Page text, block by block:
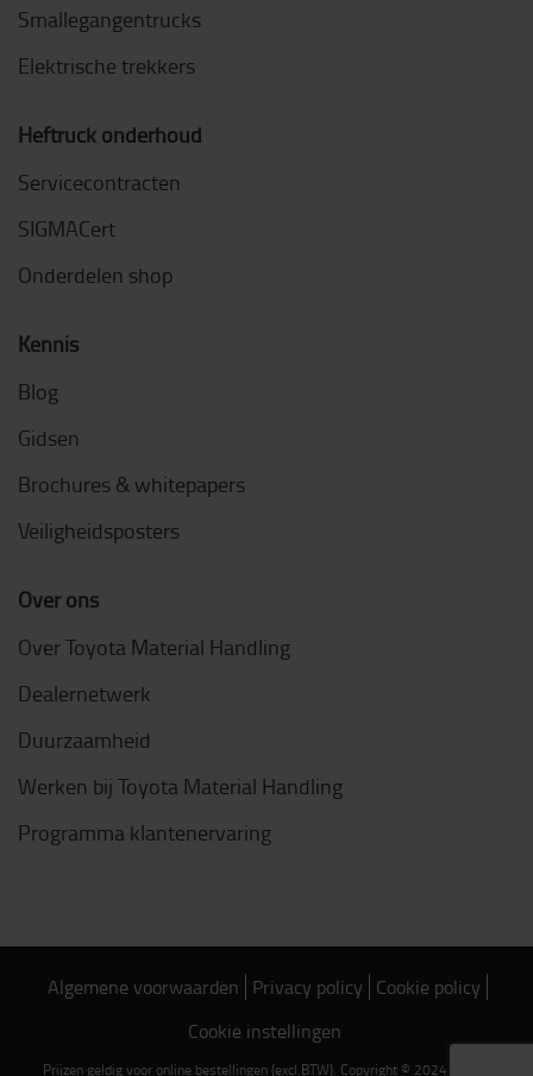
Smallegangentrucks
Elektrische trekkers
Heftruck onderhoud
Servicecontracten
SIGMACert
Onderdelen shop
Kennis
Blog
Gidsen
Brochures & whitepapers
Veiligheidsposters
Over ons
Over Toyota Material Handling
Dealernetwerk
Duurzaamheid
Werken bij Toyota Material Handling
Programma klantenervaring
Algemene voorwaarden Privacy policy Cookie policy
Cookie instellingen
Prijzen geldig voor online bestellingen (excl.BTW). Copyright © 2024 Toyota